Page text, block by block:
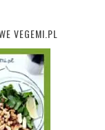
VEGEMI.PL